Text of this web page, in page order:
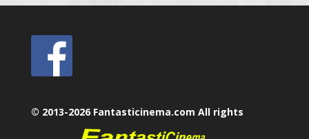
© 2013-2026 Fantasticinema.com All rights